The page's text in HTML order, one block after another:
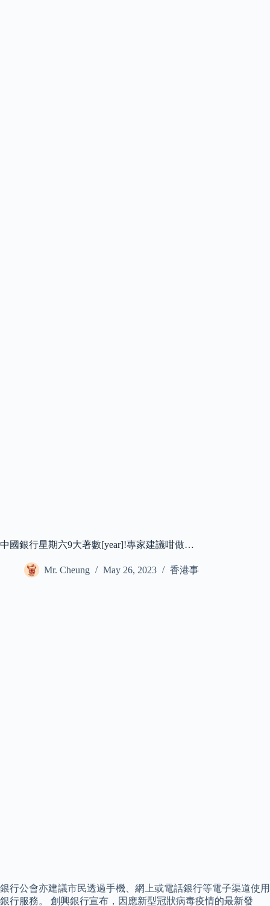
中國銀行星期六9大著數[year]!專家建議咁做…
Mr. Cheung May 26, 2023 香港事
銀行公會亦建議市民透過手機、網上或電話銀行等電子渠道使用
銀行服務。 創興銀行宣布，因應新型冠狀病毒疫情的最新發